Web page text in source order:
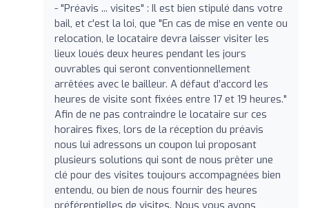
- "Préavis ... visites" : Il est bien stipulé dans votre
bail, et c'est la loi, que "En cas de mise en vente ou
relocation, le locataire devra laisser visiter les
lieux loués deux heures pendant les jours
ouvrables qui seront conventionnellement
arrêtées avec le bailleur. A défaut d’accord les
heures de visite sont fixées entre 17 et 19 heures."
Afin de ne pas contraindre le locataire sur ces
horaires fixes, lors de la réception du préavis
nous lui adressons un coupon lui proposant
plusieurs solutions qui sont de nous prêter une
clé pour des visites toujours accompagnées bien
entendu, ou bien de nous fournir des heures
préférentielles de visites. Nous vous avons